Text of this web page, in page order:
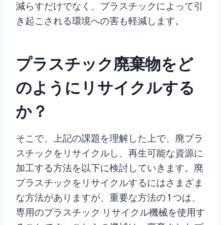
減らすだけでなく、プラスチックによって引
き起こされる環境への害も軽減します。
プラスチック廃棄物をど
のようにリサイクルする
か？
そこで、上記の課題を理解した上で、廃プラ
スチックをリサイクルし、再生可能な資源に
加工する方法を以下に検討していきます。廃
プラスチックをリサイクルするにはさまざま
な方法がありますが、重要な方法の 1 つは、
専用のプラスチック リサイクル機械を使用す